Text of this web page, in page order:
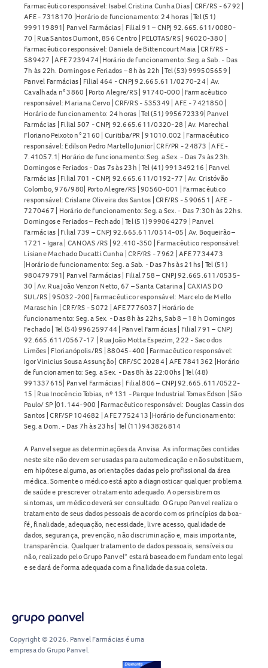
Farmacêutico responsável: Isabel Cristina Cunha Dias | CRF/RS - 6792 |
AFE - 7318170 |Horário de funcionamento: 24 horas | Tel (51)
999119891| Panvel Farmácias | Filial 91 – CNPJ 92.665.611/0080-
70 | Rua Santos Dumont, 856 Centro | PELOTAS/RS | 96020-380 |
Farmacêutico responsável: Daniela de Bittencourt Maia | CRF/RS -
589427 | AFE 7239474 |Horário de funcionamento: Seg. a Sab. - Das
7h às 22h. Domingos e Feriados – 8h às 22h | Tel (53) 999505659 |
Panvel Farmácias | Filial 464 - CNPJ 92.665.611/0270-24 | Av.
Cavalhada n° 3860 | Porto Alegre/RS | 91740-000 | Farmacêutico
responsável: Mariana Cervo | CRF/RS - 535349 | AFE - 7421850 |
Horário de funcionamento: 24 horas | Tel (51) 995672339| Panvel
Farmácias | Filial 507 - CNPJ 92.665.611/0320-28 | Av. Marechal
Floriano Peixoto n° 2160 | Curitiba/PR | 91010.002 | Farmacêutico
responsável: Edilson Pedro Martello Junior| CRF/PR - 24873 | AFE -
7.41057.1| Horário de funcionamento: Seg. a Sex. - Das 7s às 23h.
Domingos e Feriados - Das 7s às 23h | Tel (41) 991349216 | Panvel
Farmácias | Filial 701 - CNPJ 92.665.611/0192-77 | Av. Cristóvão
Colombo, 976/980| Porto Alegre/RS | 90560-001 | Farmacêutico
responsável: Crislane Oliveira dos Santos | CRF/RS - 590651 | AFE -
7270467 | Horário de funcionamento: Seg. a Sex. - Das 7:30h às 22hs.
Domingos e Feriados – Fechado | Tel (51) 999064279 | Panvel
Farmácias | Filial 739 – CNPJ 92.665.611/0514-05 | Av. Boqueirão –
1721 - Igara | CANOAS /RS | 92.410-350 | Farmacêutico responsável:
Lisiane Machado Ducatti Cunha | CRF/RS - 7962 | AFE 7734473
|Horário de funcionamento: Seg. a Sab. - Das 7hs às 21hs | Tel (51)
980479791| Panvel Farmácias | Filial 758 – CNPJ 92.665.611/0535-
30 | Av. Rua João Venzon Netto, 67 – Santa Catarina | CAXIAS DO
SUL/RS | 95032-200| Farmacêutico responsável: Marcelo de Mello
Maraschin | CRF/RS - 5072 | AFE 7776037 | Horário de
funcionamento: Seg. a Sex. - Das 8h às 22hs, Sab 8 – 18 h Domingos
Fechado | Tel (54) 996259744 | Panvel Farmácias | Filial 791 – CNPJ
92.665.611/0567-17 | Rua João Motta Espezim, 222 - Saco dos
Limões | Florianópolis/RS | 88045-400 | Farmacêutico responsável:
Igor Vinicius Sousa Assunção | CRF/SC 20284 | AFE 7841362 |Horário
de funcionamento: Seg. a Sex. - Das 8h às 22:00hs | Tel (48)
991337615| Panvel Farmácias | Filial 806 – CNPJ 92.665.611/0522-
15 | Rua Inocêncio Tobias, nº 131 - Parque Industrial Tomas Edson | São
Paulo/ SP |01.144-900 | Farmacêutico responsável: Douglas Cassin dos
Santos | CRF/SP 104682 | AFE 7752413 |Horário de funcionamento:
Seg. a Dom. - Das 7h às 23hs | Tel (11) 943826814
A Panvel segue as determinações da Anvisa. As informações contidas
neste site não devem ser usadas para automedicação e não substituem,
em hipótese alguma, as orientações dadas pelo profissional da área
médica. Somente o médico está apto a diagnosticar qualquer problema
de saúde e prescrever o tratamento adequado. Ao persistirem os
sintomas, um médico deverá ser consultado. O Grupo Panvel realiza o
tratamento de seus dados pessoais de acordo com os princípios da boa-
fé, finalidade, adequação, necessidade, livre acesso, qualidade de
dados, segurança, prevenção, não discriminação e, mais importante,
transparência. Qualquer tratamento de dados pessoais, sensíveis ou
não, realizado pelo Grupo Panvel* estará baseado em fundamento legal
e se dará de forma adequada com a finalidade da sua coleta.
Copyright © 2026. Panvel Farmácias é uma
empresa do Grupo Panvel.